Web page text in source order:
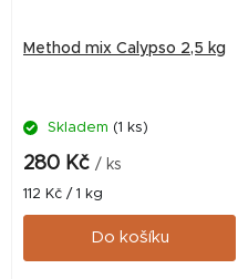
Method mix Calypso 2,5 kg
Skladem (1 ks)
280 Kč / ks
Měrná
cena:
112 Kč / 1 kg
Do košíku